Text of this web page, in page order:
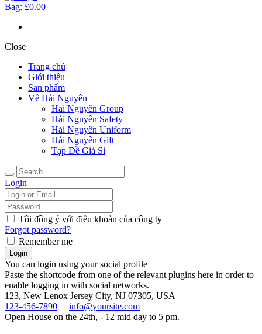
Bag: £0.00
Close
Trang chủ
Giới thiệu
Sản phẩm
Về Hải Nguyên
Hải Nguyên Group
Hải Nguyên Safety
Hải Nguyên Uniform
Hải Nguyên Gift
Tạp Dề Giá Sỉ
Login
Tôi đồng ý với điều khoản của công ty
Forgot password?
Remember me
You can login using your social profile
Paste the shortcode from one of the relevant plugins here in order to
enable logging in with social networks.
123, New Lenox Jersey City, NJ 07305, USA
123-456-7890
info@yoursite.com
Open House on the 24th, - 12 mid day to 5 pm.